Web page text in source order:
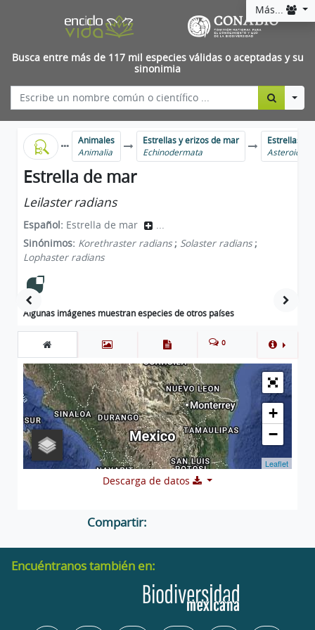
Más...
Busca entre más de 117 mil especies válidas o aceptadas y su
sinonimia
Animales
Animalia
Estrellas y erizos de mar
Echinodermata
Estrellas
Asteroidea
Estrella de mar
Leilaster radians
Español: Estrella de mar
...
Sinónimos: Korethraster radians ; Solaster radians ;
Lophaster radians
Algunas imágenes muestran especies de otros países
0
+
−
Leaflet
Descarga de datos
Compartir:
Encuéntranos también en: